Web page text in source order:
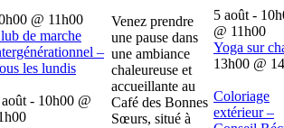
@ 11h00
de marche
–
les lundis
- 10h00 @
Venez prendre
une pause dans
une ambiance
chaleureuse et
accueillante au
Café des Bonnes
Sœurs, situé à
5 août -
@ 11h00
Yoga sur
13h00 @
Coloriage
extérieur –